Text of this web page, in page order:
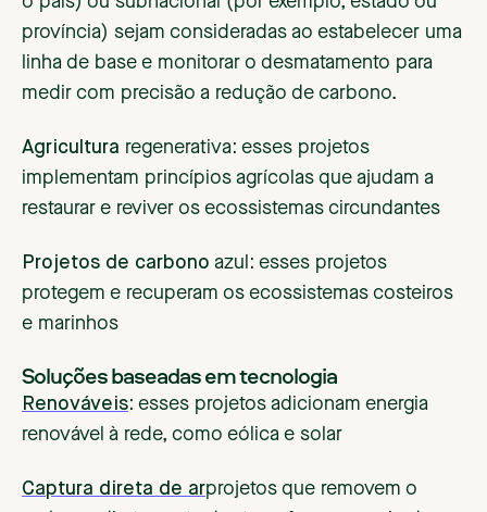
província) sejam consideradas ao estabelecer uma
linha de base e monitorar o desmatamento para
medir com precisão a redução de carbono.
‍Agricultura regenerativa: esses projetos
implementam princípios agrícolas que ajudam a
restaurar e reviver os ecossistemas circundantes
‍Projetos de carbono azul : esses projetos
protegem e recuperam os ecossistemas costeiros
e marinhos
‍Soluções baseadas em tecnologia
Renováveis: esses projetos adicionam energia
renovável à rede, como eólica e solar
Captura direta de arprojetos que removem o